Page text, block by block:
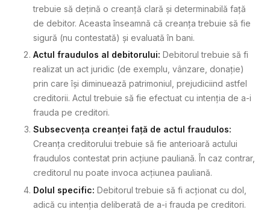
trebuie să dețină o creanță clară și determinabilă față
de debitor. Aceasta înseamnă că creanța trebuie să fie
sigură (nu contestată) și evaluată în bani.
Actul fraudulos al debitorului: Debitorul trebuie să fi
realizat un act juridic (de exemplu, vânzare, donație)
prin care își diminuează patrimoniul, prejudiciind astfel
creditorii. Actul trebuie să fie efectuat cu intenția de a-i
frauda pe creditori.
Subsecvența creanței față de actul fraudulos:
Creanța creditorului trebuie să fie anterioară actului
fraudulos contestat prin acțiune pauliană. În caz contrar,
creditorul nu poate invoca acțiunea pauliană.
Dolul specific: Debitorul trebuie să fi acționat cu dol,
adică cu intenția deliberată de a-i frauda pe creditori.